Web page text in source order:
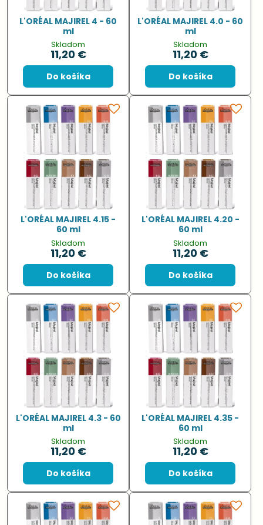
L'ORÉAL MAJIREL 4 - 60
ml
Skladom
11,20 €
Do košíka
L'ORÉAL MAJIREL 4.0 - 60
ml
Skladom
11,20 €
Do košíka
L'ORÉAL MAJIREL 4.15 -
60 ml
Skladom
11,20 €
Do košíka
L'ORÉAL MAJIREL 4.20 -
60 ml
Skladom
11,20 €
Do košíka
L'ORÉAL MAJIREL 4.3 - 60
ml
Skladom
11,20 €
Do košíka
L'ORÉAL MAJIREL 4.35 -
60 ml
Skladom
11,20 €
Do košíka